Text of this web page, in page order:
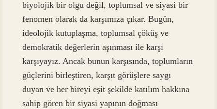
biyolojik bir olgu değil, toplumsal ve siyasi bir
fenomen olarak da karşımıza çıkar. Bugün,
ideolojik kutuplaşma, toplumsal çöküş ve
demokratik değerlerin aşınması ile karşı
karşıyayız. Ancak bunun karşısında, toplumların
güçlerini birleştiren, karşıt görüşlere saygı
duyan ve her bireyi eşit şekilde katılım hakkına
sahip gören bir siyasi yapının doğması